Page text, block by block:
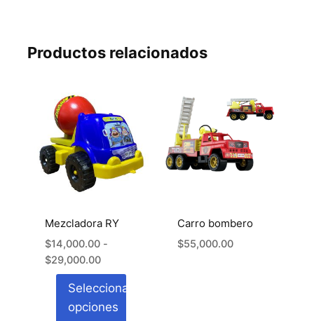
Productos relacionados
Mezcladora RY
$14,000.00 -
$29,000.00Rango
de
precios:
desde
Seleccionar
opciones
Carro bombero
$55,000.00